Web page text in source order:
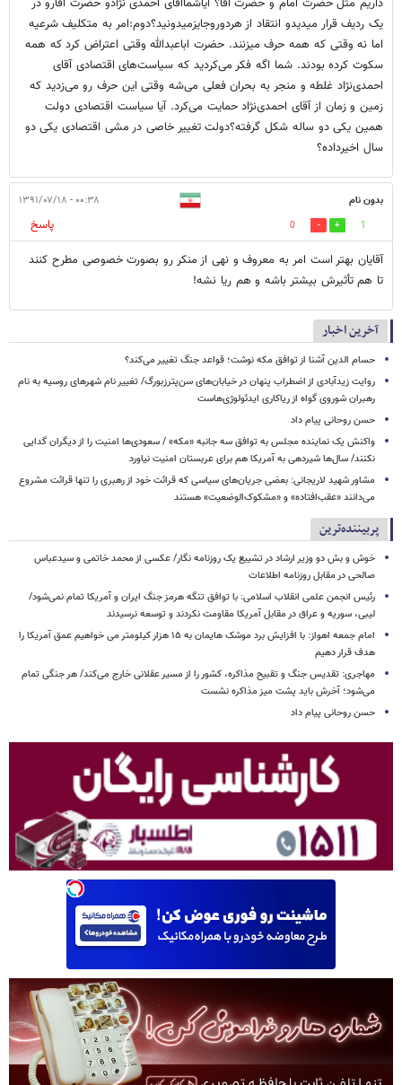
داریم مثل حضرت امام و حضرت آقا؟ آیاشماآقای احمدی نژادو حضرت آقارو در
یک ردیف قرار میدیدو انتقاد از هردوروجایزمیدونید؟دوم:امر به متکلیف شرعیه
اما نه وقتی که همه حرف میزنند. حضرت اباعبدالله وقتی اعتراض کرد که همه
سکوت کرده بودند. شما اگه فکر می‌کردید که سیاست‌های اقتصادی آقای
احمدی‌نژاد غلطه و منجر به بحران فعلی می‌شه وقتی این حرف رو می‌زدید که
زمین و زمان از آقای احمدی‌نژاد حمایت می‌کرد. آیا سیاست اقتصادی دولت
همین یکی دو ساله شکل گرفته؟دولت تغییر خاصی در مشی اقتصادی یکی دو
سال اخیرداده؟
بدون نام ۰۰:۳۸ - ۱۳۹۱/۰۷/۱۸
1
0
پاسخ
آقایان بهتر است امر به معروف و نهی از منکر رو بصورت خصوصی مطرح کنند
تا هم تأثیرش بیشتر باشه و هم ریا نشه!
آخرین اخبار
حسام الدین آشنا از توافق مکه نوشت؛ قواعد جنگ تغییر می‌کند؟
روایت زیدآبادی از اضطراب پنهان در خیابان‌های سن‌پترزبورگ/ تغییر نام شهرهای روسیه به نام
رهبران شوروی گواه از ریاکاری ایدئولوژی‌هاست
حسن روحانی پیام داد
واکنش یک نماینده مجلس به توافق سه جانبه «مکه» / سعودی‌ها امنیت را از دیگران گدایی
نکنند/ سال‌ها شیردهی به آمریکا هم برای عربستان امنیت نیاورد
مشاور شهید لاریجانی: بعضی جریان‌های سیاسی که قرائت خود از رهبری را تنها قرائت مشروع
می‌دانند «عقب‌افتاده» و «مشکوک‌الوضعیت» هستند
پربیننده‌ترین
خوش و بش دو وزیر ارشاد در تشییع یک روزنامه نگار/ عکسی از محمد خاتمی و سیدعباس
صالحی در مقابل روزنامه اطلاعات
رئیس انجمن علمی انقلاب اسلامی: با توافق تنگه هرمز جنگ ایران و آمریکا تمام نمی‌شود/
لیبی، سوریه و عراق در مقابل آمریکا مقاومت نکردند و توسعه نرسیدند
امام‌ جمعه اهواز: با افزایش برد موشک هایمان به ۱۵ هزار کیلومتر می خواهیم عمق آمریکا را
هدف قرار دهیم
مهاجری: تقدیس جنگ و تقبیح مذاکره، کشور را از مسیر عقلانی خارج می‌کند/ هر جنگی تمام
می‌شود؛ آخرش باید پشت میز مذاکره نشست
حسن روحانی پیام داد